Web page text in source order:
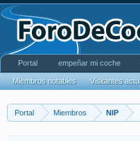
Portal Miembros NIP
Portal empeñar mi coche
Miembros notables Visitantes